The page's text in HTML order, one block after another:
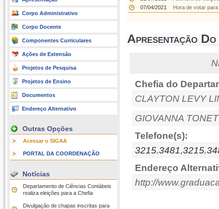
Corpo Administrativo
Corpo Docente
Componentes Curriculares
Ações de Extensão
Projetos de Pesquisa
Projetos de Ensino
Documentos
Endereço Alternativo
Outras Opções
Acessar o SIGAA
PORTAL DA COORDENAÇÃO
Notícias
Departamento de Ciências Contábeis
realiza eleições para a Chefia
Divulgação de chapas inscritas para
07/04/2021
Hora de votar
Apresentação
Chefia do
CLAYTON LEVY
GIOVANNA
Telefone(s):
Endereço
http://